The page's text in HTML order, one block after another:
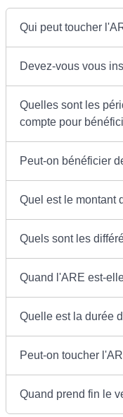
Qui peut toucher
Devez-vous vous
Quelles sont les
compte pour
Peut-on bénéficier
Quel est le montant
Quels sont les
Quand l'ARE est-
Quelle est la durée
Peut-on toucher
Quand prend fin le